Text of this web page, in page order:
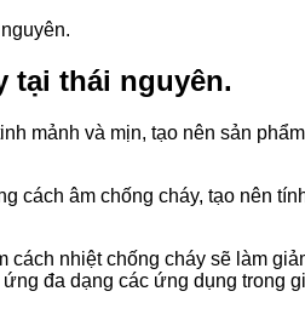
tại thái nguyên.
mảnh và mịn, tạo nên sản
cách âm chống cháy, tạo nên
cách nhiệt chống cháy sẽ làm
đa dạng các ứng dụng trong